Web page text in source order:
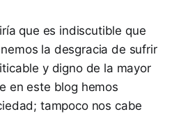
que es indiscutible que
la desgracia de sufrir
y digno de la mayor
en este blog hemos
tampoco nos cabe